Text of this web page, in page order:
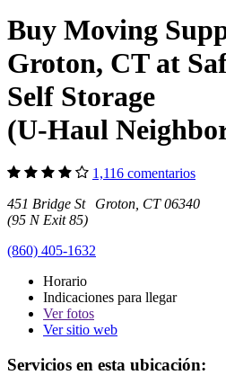
Buy Moving
Groton, CT at
Self Storage
(U-Haul
1,116 comentarios
451 Bridge St Groton, CT 06340
(95 N Exit 85)
(860) 405-1632
Horario
Indicaciones para llegar
Verfotos
Ver sitio web
Servicios en esta ubicación: